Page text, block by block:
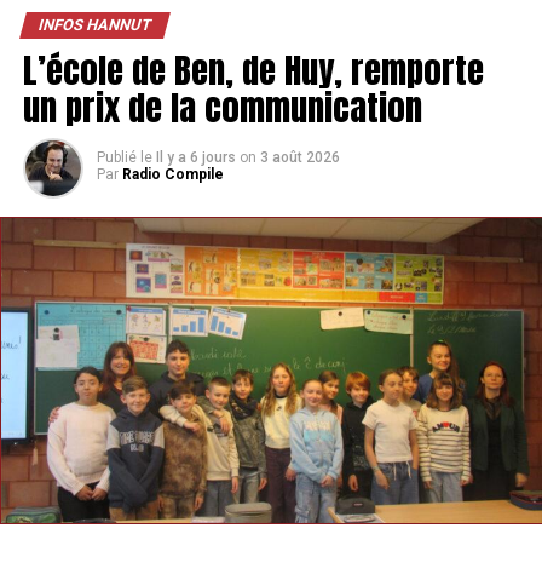
INFOS HANNUT
L’école de Ben, de Huy, remporte
un prix de la communication
Publié le Il y a 6 jours on 3 août 2026
Par Radio Compile